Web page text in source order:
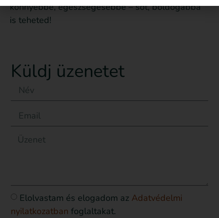
könnyebbé, egészségesebbé – sőt, boldogabbá
is teheted!
Küldj üzenetet
Elolvastam és elogadom az Adatvédelmi
nyilatkozatban foglaltakat.